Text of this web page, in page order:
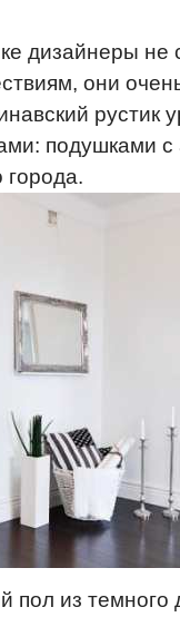
дизайнеры не
они
рустик
подушками
из темного